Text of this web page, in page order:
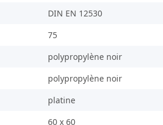
DIN EN 12530
75
polypropylène noir
polypropylène noir
platine
60 x 60